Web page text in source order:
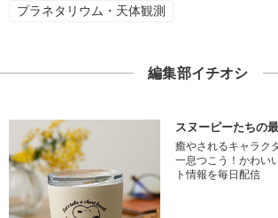
プラネタリウム・天体観測
編集部イチオシ
スヌーピーたちの
癒やされるキャラク
一息つこう！かわい
ト情報を毎日配信